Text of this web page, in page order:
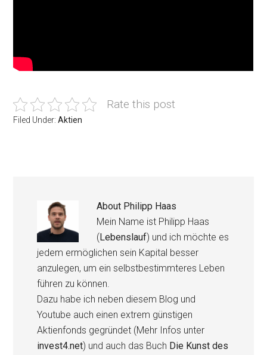
Rate this post
Filed Under:Aktien
About Philipp Haas
Mein Name ist Philipp Haas
(Lebenslauf) und ich möchte es
jedem ermöglichen sein Kapital besser
anzulegen, um ein selbstbestimmteres Leben
führen zu können.
Dazu habe ich neben diesem Blog und
Youtube auch einen extrem günstigen
Aktienfonds gegründet (Mehr Infos unter
invest4.net) und auch das Buch Die Kunst des